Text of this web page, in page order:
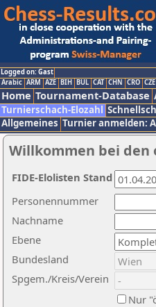
Logged on: Gast
Arabic ARM AZE BIH BUL CAT CHN CRO CZE
Home Tournament-Database
Turnierschach-Elozahl
Allgemeines Turnier anmelden:
Willkommen bei den
Nachname
Ebene
Personennummer
Bundesland
Spgem./Kreis/Verein
Nur
FIDE-Elolisten Stand